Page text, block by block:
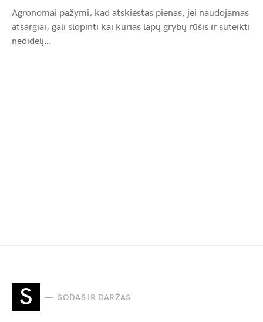
Agronomai pažymi, kad atskiestas pienas, jei naudojamas
atsargiai, gali slopinti kai kurias lapų grybų rūšis ir suteikti
nedidelį…
S SODAS IR DARŽAS